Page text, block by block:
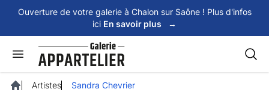
Ouverture de votre galerie à Chalon sur Saône ! Plus d'infos
ici En savoir plus →
Artistes Sandra Chevrier
Panneau de gestion des cookies